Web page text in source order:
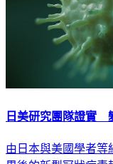
日美研究團隊證實
由日本與美國學者等